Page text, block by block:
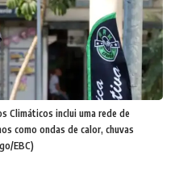
Climáticos inclui uma rede de
como ondas de calor, chuvas
EBC)